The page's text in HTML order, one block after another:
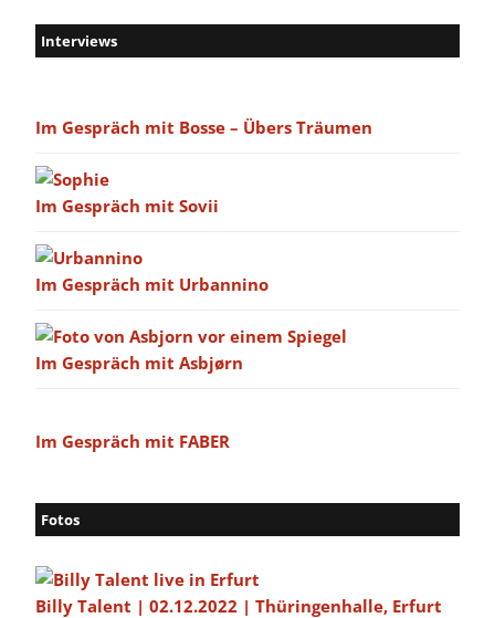
Interviews
Im Gespräch mit Bosse – Übers Träumen
Im Gespräch mit Sovii
Im Gespräch mit Urbannino
Im Gespräch mit Asbjørn
Im Gespräch mit FABER
Fotos
Billy Talent | 02.12.2022 | Thüringenhalle, Erfurt